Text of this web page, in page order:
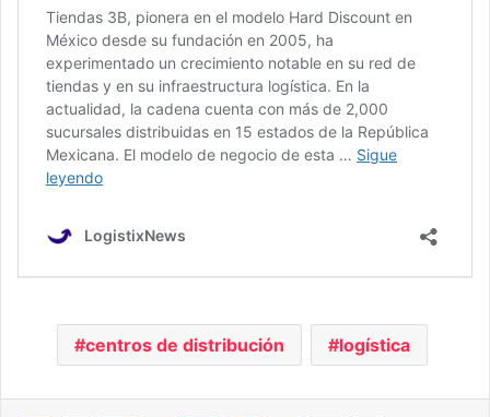
centros de distribución logística